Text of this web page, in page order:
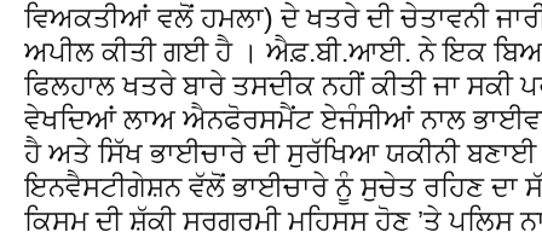
ਵਿਅਕਤੀਆਂ ਵਲੋਂ ਹਮਲਾ) ਦੇ ਖਤਰੇ ਦੀ ਚੇਤਾਵਨੀ
ਅਪੀਲ ਕੀਤੀ ਗਈ ਹੈ । ਐਫ਼.ਬੀ.ਆਈ. ਨੇ ਇਕ
ਫਿਲਹਾਲ ਖਤਰੇ ਬਾਰੇ ਤਸਦੀਕ ਨਹੀਂ ਕੀਤੀ ਜਾ ਸਕੀ
ਵੇਖਦਿਆਂ ਲਾਅ ਐਨਫੋਰਸਮੈਂਟ ਏਜੰਸੀਆਂ ਨਾਲ
ਹੈ ਅਤੇ ਸਿੱਖ ਭਾਈਚਾਰੇ ਦੀ ਸੁਰੱਖਿਆ ਯਕੀਨੀ
ਇਨਵੈਸਟੀਗੇਸ਼ਨ ਵੱਲੋਂ ਭਾਈਚਾਰੇ ਨੂੰ ਸੁਚੇਤ ਰਹਿਣ ਦਾ
ਕਿਸਮ ਦੀ ਸ਼ੱਕੀ ਸਰਗਰਮੀ ਮਹਿਸੂਸ ਹੋਣ ’ਤੇ ਪੁਲਿਸ